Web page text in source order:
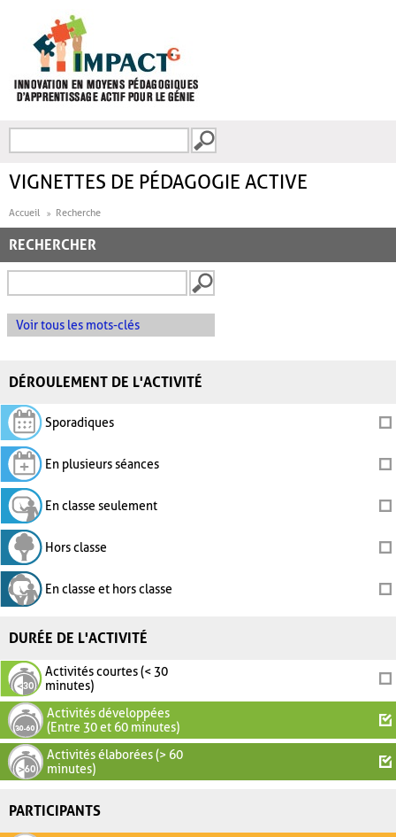
FORMULAIRE DE
VIGNETTES DE PÉDAGOGIE ACTIVE
Accueil Recherche
RECHERCHER
Voir tous les mots-clés
DÉROULEMENT DE L'ACTIVITÉ
Sporadiques
En plusieurs séances
En classe seulement
Hors classe
En classe et hors classe
DURÉE DE L'ACTIVITÉ
Activités courtes (< 30
minutes)
Activités développées
(Entre 30 et 60 minutes)
Activités élaborées (> 60
minutes)
PARTICIPANTS